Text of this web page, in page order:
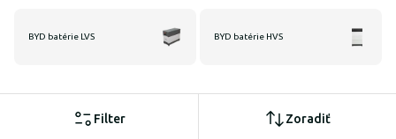
BYD batérie LVS BYD batérie HVS
Filter Zoradiť